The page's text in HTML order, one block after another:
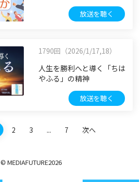
放送を聴く
1790回（2026/1/17,18）
人生を勝利へと導く「ちは
やふる」の精神
放送を聴く
2 3 ... 7 次へ
© MEDIAFUTURE2026